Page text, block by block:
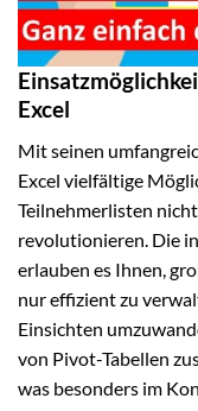
Excel
Mit seinen
Excel vielfältige
Teilnehmerlisten
revolutionieren. Die
erlauben es Ihnen,
nur effizient zu
Einsichten
von Pivot-Tabellen
was besonders im